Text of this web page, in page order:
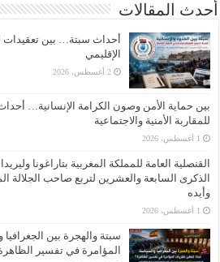
أحدث المقالات
أحداث سبتة… بين تعقيدات
الإقليمي
2 أغسطس، 2026
بين حماية الأمن وصون الكرامة الإنسانية…
للمقاربة الأمنية والاجتماعية
1 أغسطس، 2026
القنصلية العامة للمملكة المغربية بتاراغونا
الذكرى السابعة والعشرين لتربع صاحب الجلالة
وأيده
1 أغسطس، 2026
سبتة والهجرة بين
المؤامرة في تفسير